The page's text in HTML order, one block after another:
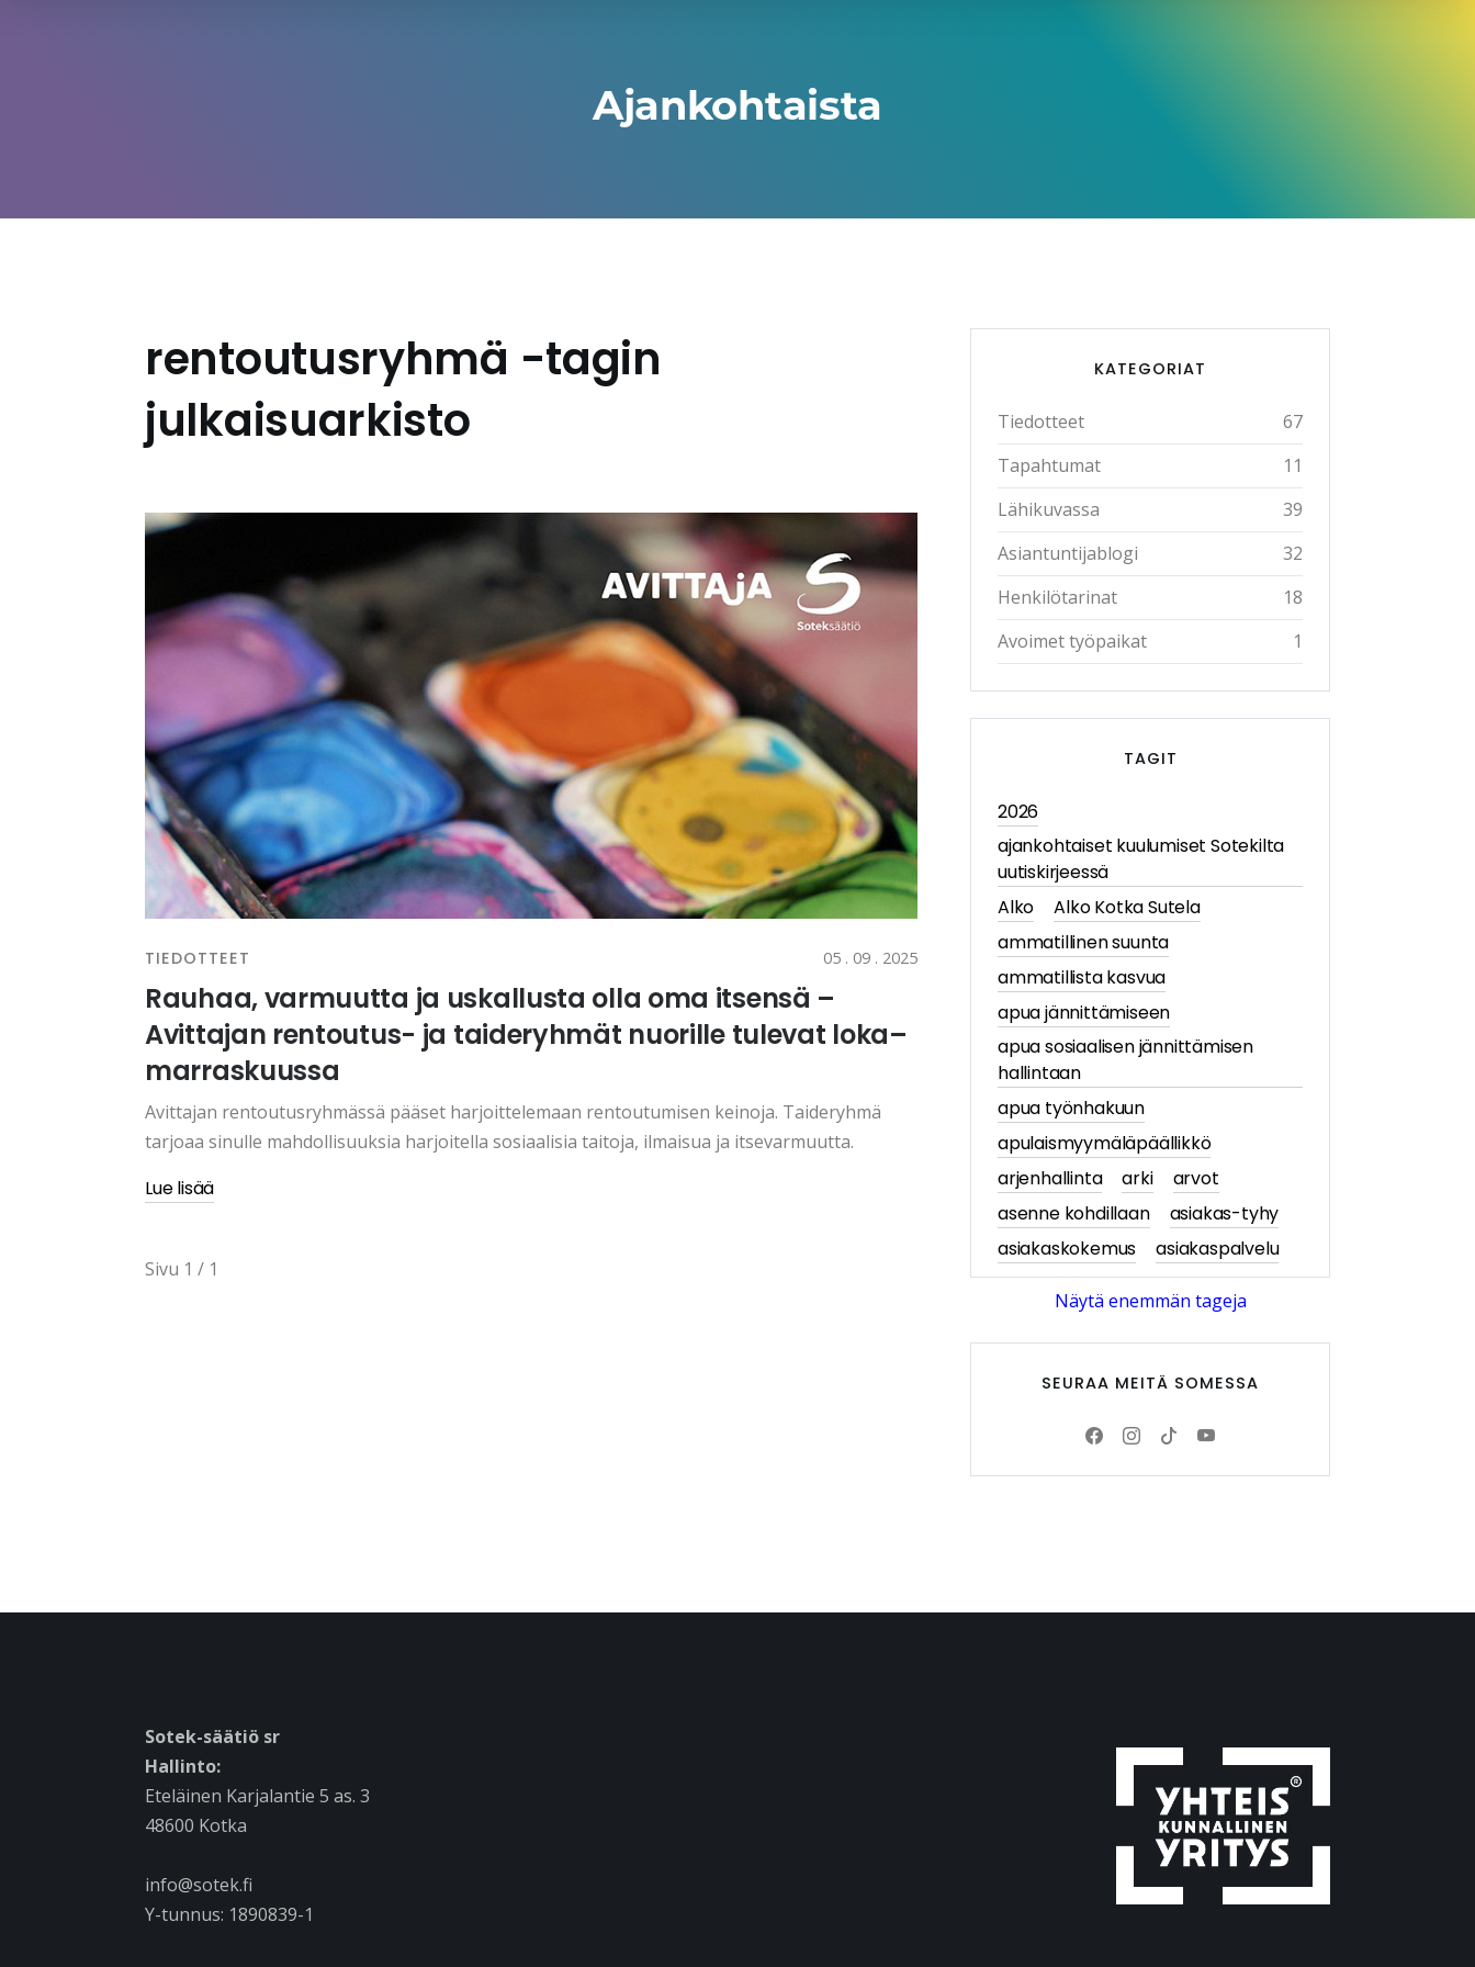
Ajankohtaista
rentoutusryhmä -tagin
julkaisuarkisto
TIEDOTTEET 05 . 09 . 2025
Rauhaa, varmuutta ja uskallusta olla oma itsensä –
Avittajan rentoutus- ja taideryhmät nuorille tulevat loka–
marraskuussa
Avittajan rentoutusryhmässä pääset harjoittelemaan rentoutumisen keinoja. Taideryhmä
tarjoaa sinulle mahdollisuuksia harjoitella sosiaalisia taitoja, ilmaisua ja itsevarmuutta.
Lue lisää
Sivu 1 / 1
KATEGORIAT
Tiedotteet
67
Tapahtumat
11
Lähikuvassa
39
Asiantuntijablogi
32
Henkilötarinat
18
Avoimet työpaikat
1
TAGIT
2026
ajankohtaiset kuulumiset Sotekilta
uutiskirjeessä
Alko
Alko Kotka Sutela
ammatillinen suunta
ammatillista kasvua
apua jännittämiseen
apua sosiaalisen jännittämisen
hallintaan
apua työnhakuun
apulaismyymäläpäällikkö
arjenhallinta
arki
arvot
asenne kohdillaan
asiakas-tyhy
asiakaskokemus
asiakaspalvelu
asiakastarina
asiakastarinat
asiakasymmärrys
asiantuntijablogi
askartelu
askartelu- ja käsityötuotteet
digiopastaja-kurssi
digitaalisuus
digitaidot haltuun
digitaitojen opettelu
Näytä enemmän tageja
SEURAA MEITÄ SOMESSA
Sotek-säätiö sr
Hallinto:
Eteläinen Karjalantie 5 as. 3
48600 Kotka
info@sotek.fi
Y-tunnus: 1890839-1